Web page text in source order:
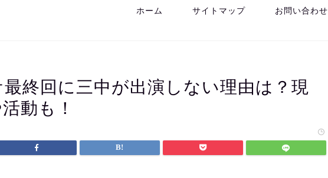
ホーム サイトマップ お問い合わせ
終回に三中が出演しない理由は？現
動も！